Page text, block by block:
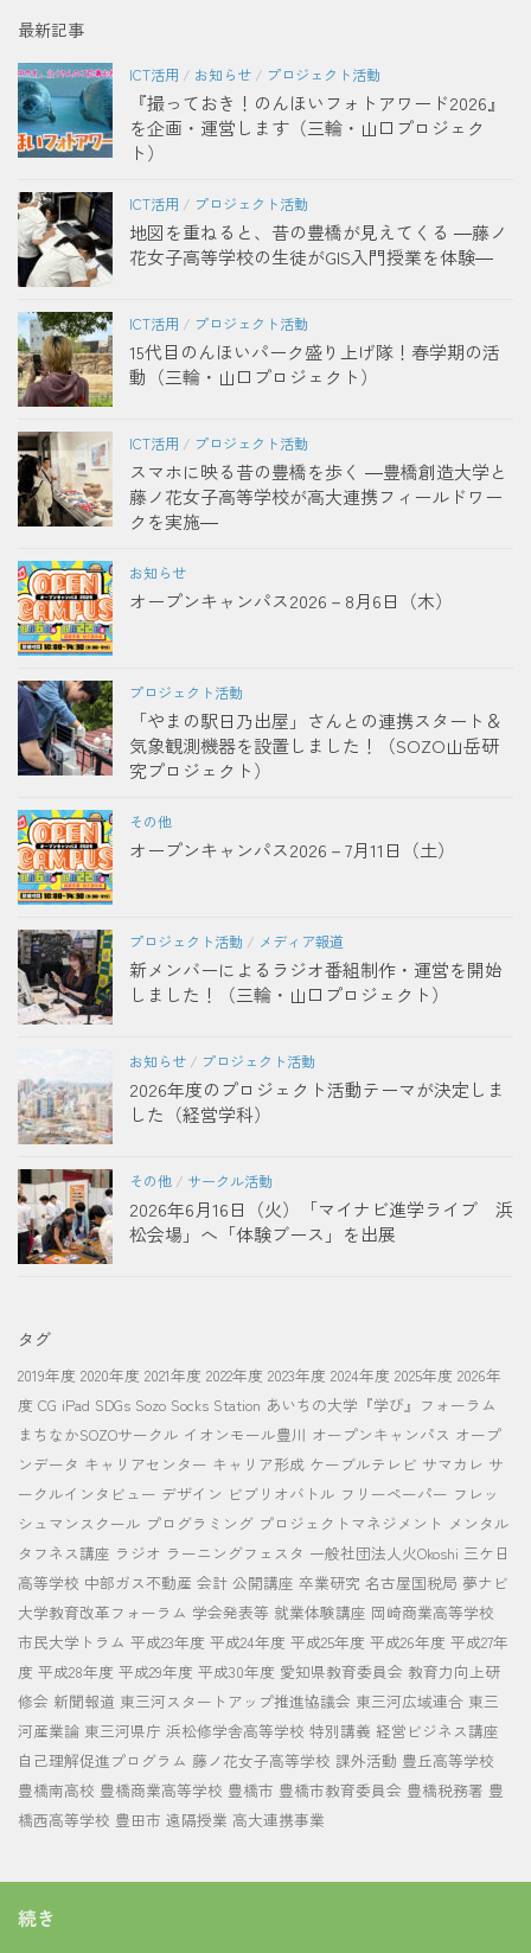
最新記事
ICT活用 / お知らせ / プロジェクト活動
『撮っておき！のんほいフォトアワード2026』
を企画・運営します（三輪・山口プロジェク
ト）
ICT活用 / プロジェクト活動
地図を重ねると、昔の豊橋が見えてくる ―藤ノ
花女子高等学校の生徒がGIS入門授業を体験―
ICT活用 / プロジェクト活動
15代目のんほいパーク盛り上げ隊！春学期の活
動（三輪・山口プロジェクト）
ICT活用 / プロジェクト活動
スマホに映る昔の豊橋を歩く ―豊橋創造大学と
藤ノ花女子高等学校が高大連携フィールドワー
クを実施―
お知らせ
オープンキャンパス2026－8月6日（木）
プロジェクト活動
「やまの駅日乃出屋」さんとの連携スタート＆
気象観測機器を設置しました！（SOZO山岳研
究プロジェクト）
その他
オープンキャンパス2026－7月11日（土）
プロジェクト活動 / メディア報道
新メンバーによるラジオ番組制作・運営を開始
しました！（三輪・山口プロジェクト）
お知らせ / プロジェクト活動
2026年度のプロジェクト活動テーマが決定しま
した（経営学科）
その他 / サークル活動
2026年6月16日（火）「マイナビ進学ライブ 浜
松会場」へ「体験ブース」を出展
タグ
2019年度 2020年度 2021年度 2022年度 2023年度 2024年度 2025年度 2026年
度 CG iPad SDGs Sozo Socks Station あいちの大学『学び』フォーラム
まちなかSOZOサークル イオンモール豊川 オープンキャンパス オープ
ンデータ キャリアセンター キャリア形成 ケーブルテレビ サマカレ サ
ークルインタビュー デザイン ビブリオバトル フリーペーパー フレッ
シュマンスクール プログラミング プロジェクトマネジメント メンタル
タフネス講座 ラジオ ラーニングフェスタ 一般社団法人火Okoshi 三ケ日
高等学校 中部ガス不動産 会計 公開講座 卒業研究 名古屋国税局 夢ナビ
大学教育改革フォーラム 学会発表等 就業体験講座 岡崎商業高等学校
市民大学トラム 平成23年度 平成24年度 平成25年度 平成26年度 平成27年
度 平成28年度 平成29年度 平成30年度 愛知県教育委員会 教育力向上研
修会 新聞報道 東三河スタートアップ推進協議会 東三河広域連合 東三
河産業論 東三河県庁 浜松修学舎高等学校 特別講義 経営ビジネス講座
自己理解促進プログラム 藤ノ花女子高等学校 課外活動 豊丘高等学校
豊橋南高校 豊橋商業高等学校 豊橋市 豊橋市教育委員会 豊橋税務署 豊
橋西高等学校 豊田市 遠隔授業 高大連携事業
続き